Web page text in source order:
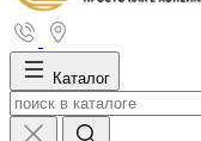
Каталог